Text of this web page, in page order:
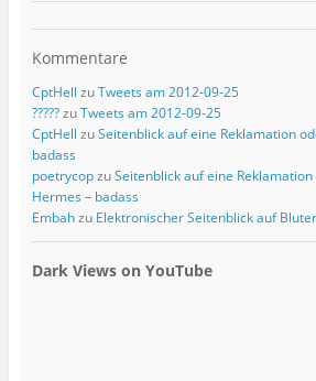
Kommentare
CptHell zuTweets am 2012-09-25
?????zuTweets am 2012-09-25
CptHell zuSeitenblick auf eine Reklamation
badass
poetrycopzuSeitenblick auf eine
Hermes – badass
Embahzu Elektronischer Seitenblick auf
Dark Views on YouTube